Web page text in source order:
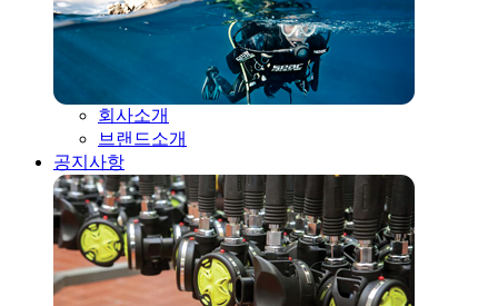
회사소개
브랜드소개
공지사항